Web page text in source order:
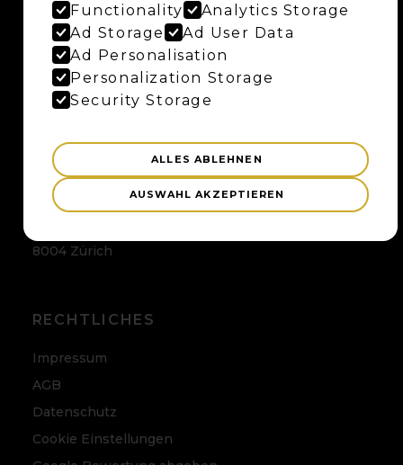
BERN
Maybaum AG
Uferweg 15
3013 Bern
ZÜRICH
Maybaum AG
8004 Zürich
RECHTLICHES
Impressum
AGB
Datenschutz
Cookie Einstellungen
Functionality
Analytics Storage
Ad Storage
Ad User Data
Ad Personalisation
Personalization Storage
Security Storage
ALLES ABLEHNEN
AUSWAHL AKZEPTIEREN